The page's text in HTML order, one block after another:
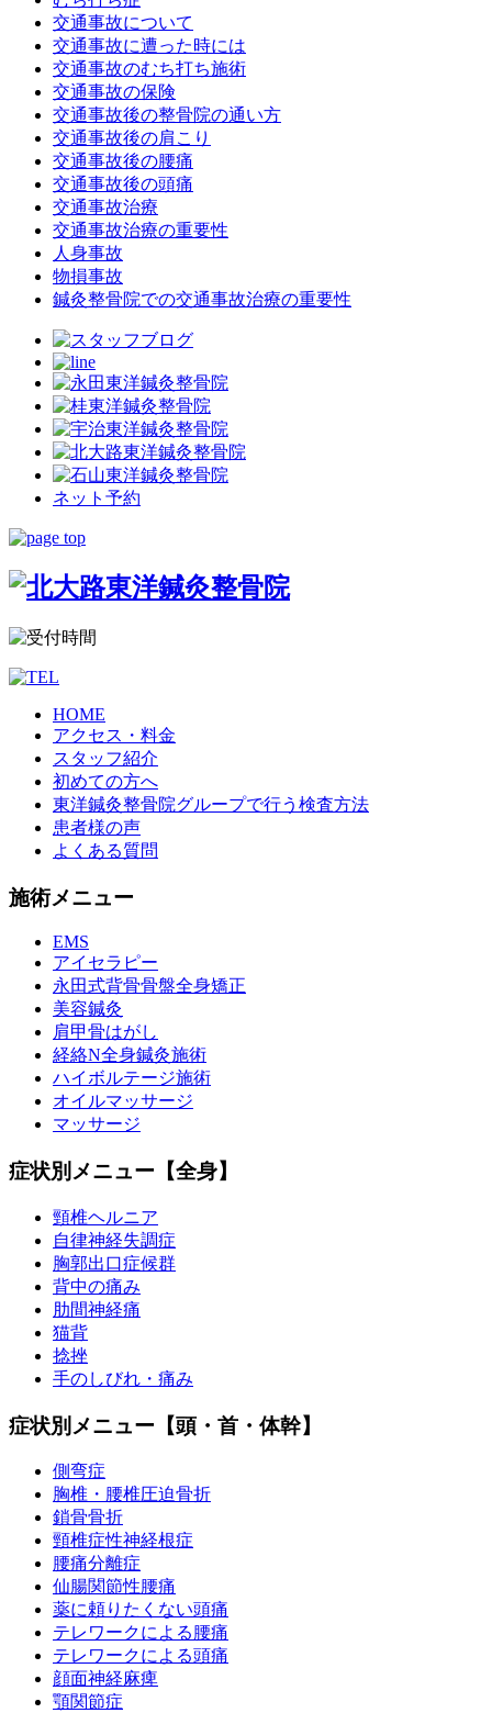
交通事故について
交通事故に遭った時には
交通事故のむち打ち施術
交通事故の保険
交通事故後の整骨院の通い方
交通事故後の肩こり
交通事故後の腰痛
交通事故後の頭痛
交通事故治療
交通事故治療の重要性
人身事故
物損事故
鍼灸整骨院での交通事故治療の重要性
ネット予約
HOME
アクセス・料金
スタッフ紹介
初めての方へ
東洋鍼灸整骨院グループで行う検査方法
患者様の声
よくある質問
施術メニュー
EMS
アイセラピー
永田式背骨骨盤全身矯正
美容鍼灸
肩甲骨はがし
経絡N全身鍼灸施術
ハイボルテージ施術
オイルマッサージ
マッサージ
症状別メニュー【全身】
頸椎ヘルニア
自律神経失調症
胸郭出口症候群
背中の痛み
肋間神経痛
猫背
捻挫
手のしびれ・痛み
症状別メニュー【頭・首・体幹】
側弯症
胸椎・腰椎圧迫骨折
鎖骨骨折
頸椎症性神経根症
腰痛分離症
仙腸関節性腰痛
薬に頼りたくない頭痛
テレワークによる腰痛
テレワークによる頭痛
顔面神経麻痺
顎関節症